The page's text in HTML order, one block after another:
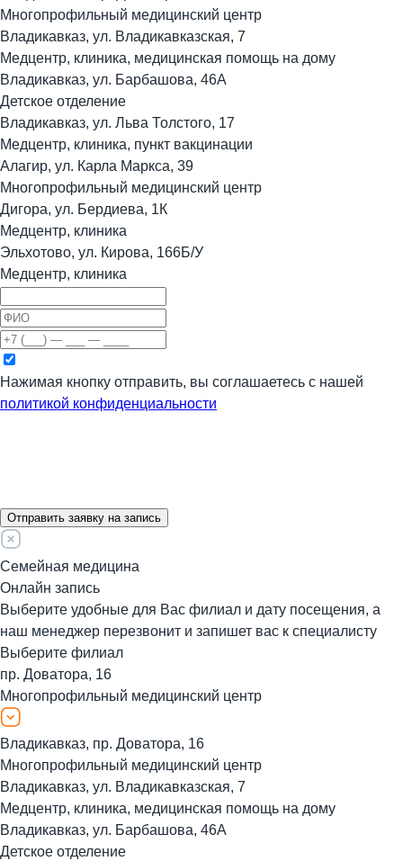
Многопрофильный медицинский центр
Владикавказ, ул. Владикавказская, 7
Медцентр, клиника, медицинская помощь на дому
Владикавказ, ул. Барбашова, 46А
Детское отделение
Владикавказ, ул. Льва Толстого, 17
Медцентр, клиника, пункт вакцинации
Алагир, ул. Карла Маркса, 39
Многопрофильный медицинский центр
Дигора, ул. Бердиева, 1К
Медцентр, клиника
Эльхотово, ул. Кирова, 166Б/У
Медцентр, клиника
Нажимая кнопку отправить, вы соглашаетесь с нашей
политикой конфиденциальности
Отправить заявку на запись
Семейная медицина
Онлайн запись
Выберите удобные для Вас филиал и дату посещения, а
наш менеджер перезвонит и запишет вас к специалисту
Выберите филиал
пр. Доватора, 16
Многопрофильный медицинский центр
Владикавказ, пр. Доватора, 16
Многопрофильный медицинский центр
Владикавказ, ул. Владикавказская, 7
Медцентр, клиника, медицинская помощь на дому
Владикавказ, ул. Барбашова, 46А
Детское отделение